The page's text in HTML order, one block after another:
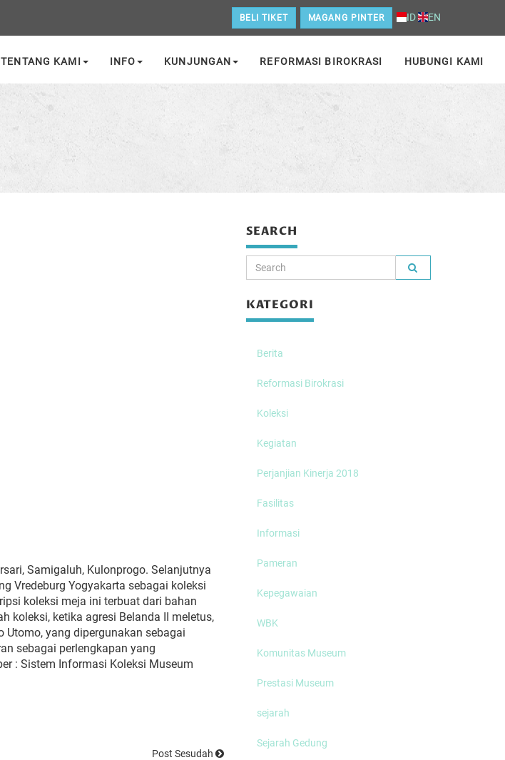
BELI TIKET MAGANG PINTER ID EN
TENTANG KAMI INFO KUNJUNGAN REFORMASI BIROKRASI HUBUNGI KAMI
Samigaluh, Kulonprogo. Selanjutnya
Vredeburg Yogyakarta sebagai koleksi
koleksi meja ini terbuat dari bahan
koleksi, ketika agresi Belanda II meletus,
yang dipergunakan sebagai
sebagai perlengkapan yang
: Sistem Informasi Koleksi Museum
Post Sesudah
SEARCH
KATEGORI
Berita
Reformasi Birokrasi
Koleksi
Kegiatan
Perjanjian Kinerja 2018
Fasilitas
Informasi
Pameran
Kepegawaian
WBK
Komunitas Museum
Prestasi Museum
sejarah
Sejarah Gedung